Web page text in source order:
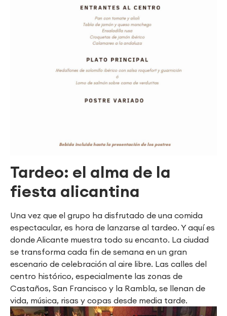
Tardeo: el alma de la
fiesta alicantina
Una vez que el grupo ha disfrutado de una comida
espectacular, es hora de lanzarse al tardeo. Y aquí es
donde Alicante muestra todo su encanto. La ciudad
se transforma cada fin de semana en un gran
escenario de celebración al aire libre. Las calles del
centro histórico, especialmente las zonas de
Castaños, San Francisco y la Rambla, se llenan de
vida, música, risas y copas desde media tarde.